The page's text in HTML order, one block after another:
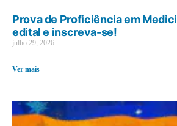
Prova de Proficiência em
edital e inscreva-se!
julho 29, 2026
Ver mais